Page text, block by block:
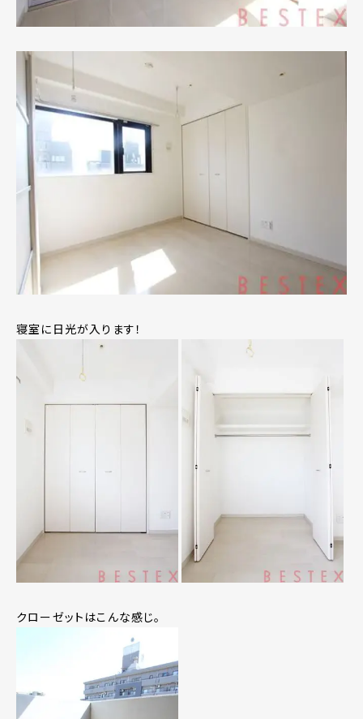
寝室に日光が入ります！
クローゼットはこんな感じ。